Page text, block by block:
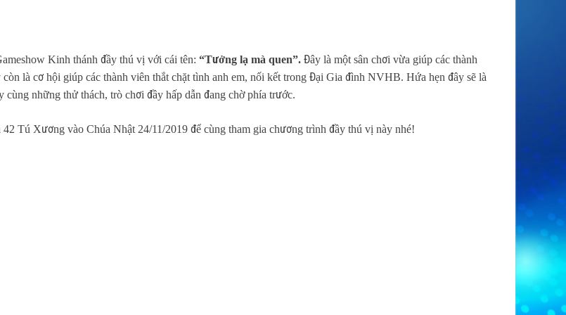
Kinh thánh đầy thú vị với cái tên: “Tưởng lạ mà quen”. Đây là một sân chơi vừa giúp các thành
là cơ hội giúp các thành viên thắt chặt tình anh em, nối kết trong Đại Gia đình NVHB. Hứa hẹn đây sẽ là
những thử thách, trò chơi đầy hấp dẫn đang chờ phía trước.
Tú Xương vào Chúa Nhật 24/11/2019 để cùng tham gia chương trình đầy thú vị này nhé!